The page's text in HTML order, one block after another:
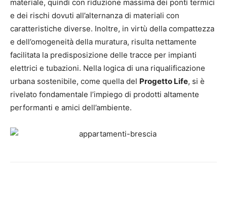
materiale, quindi con riduzione massima dei ponti termici
e dei rischi dovuti all’alternanza di materiali con
caratteristiche diverse. Inoltre, in virtù della compattezza
e dell’omogeneità della muratura, risulta nettamente
facilitata la predisposizione delle tracce per impianti
elettrici e tubazioni. Nella logica di una riqualificazione
urbana sostenibile, come quella del Progetto Life, si è
rivelato fondamentale l’impiego di prodotti altamente
performanti e amici dell’ambiente.